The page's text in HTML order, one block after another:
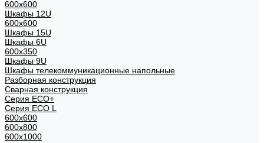
600x600
Шкафы 12U
600x600
Шкафы 15U
Шкафы 6U
600x350
Шкафы 9U
Шкафы телекоммуникационные напольные
Разборная конструкция
Сварная конструкция
Серия ECO+
Серия ECO L
600x600
600x800
600х1000